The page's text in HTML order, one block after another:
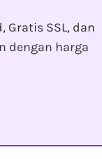
Gratis SSL, dan
dengan harga